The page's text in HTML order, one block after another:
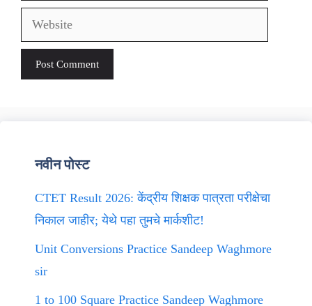
Website
नवीन पोस्ट
CTET Result 2026: केंद्रीय शिक्षक पात्रता परीक्षेचा
निकाल जाहीर; येथे पहा तुमचे मार्कशीट!
Unit Conversions Practice Sandeep Waghmore
sir
1 to 100 Square Practice Sandeep Waghmore